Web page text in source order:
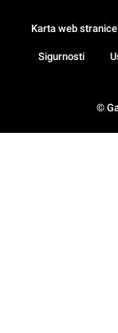
©
Karta web stranice
Sigurnosti